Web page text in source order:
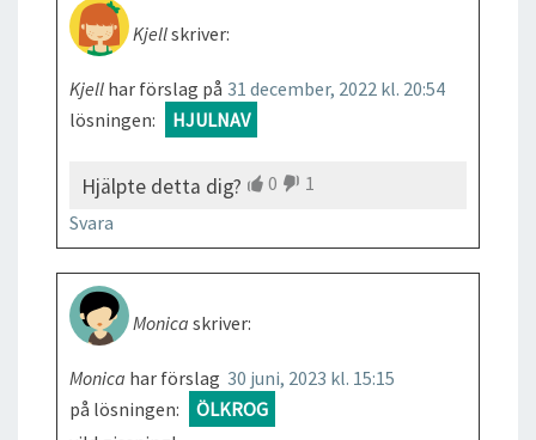
Kjellskriver:
31 december, 2022 kl. 20:54
Kjell har förslag på
lösningen:
HJULNAV
Hjälpte detta dig? 0
1
Svara
Monica skriver:
30 juni, 2023 kl. 15:15
Monica har förslag
på lösningen:
ÖLKROG